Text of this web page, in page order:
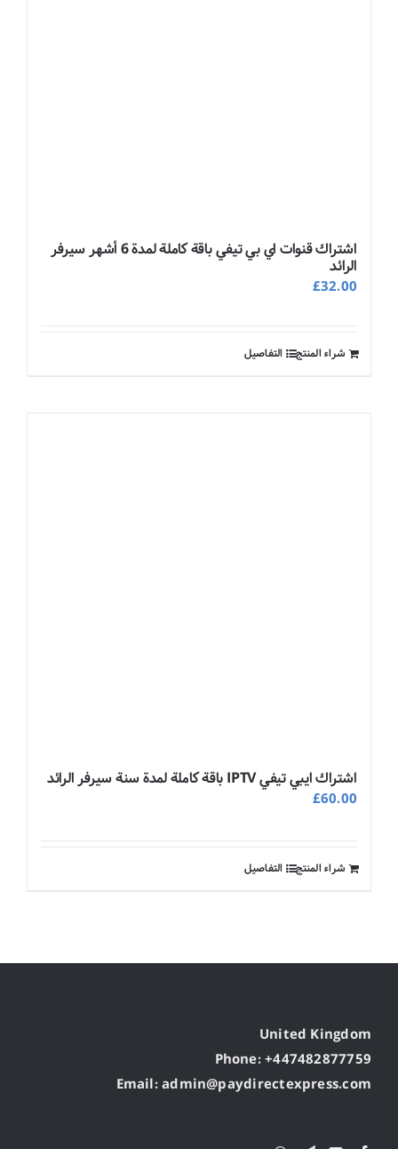
اشتراك قنوات اي بي تيفي باقة كاملة لمدة 6 أشهر سيرفر
الرائد
£32.00
شراء المنتج التفاصيل
اشتراك ايبي تيفي IPTV باقة كاملة لمدة سنة سيرفر الرائد
£60.00
شراء المنتج التفاصيل
United Kingdom
Phone: +447482877759
Email: admin@paydirectexpress.com